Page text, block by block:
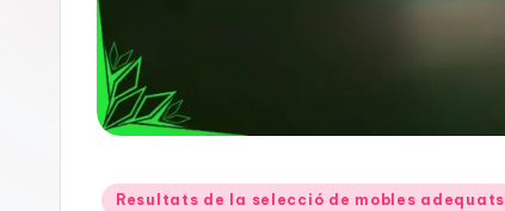
Posted
Resultats de la selecció de mobles adequats